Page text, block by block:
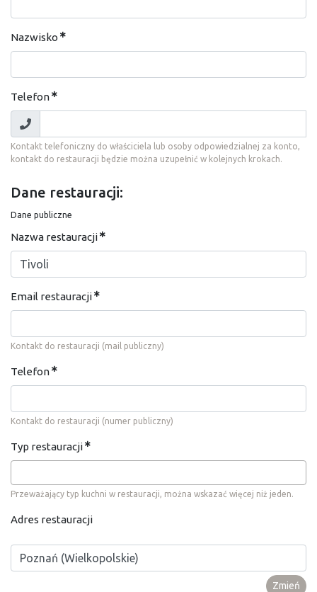
Nazwisko
Telefon
Kontakt telefoniczny do właściciela lub osoby odpowiedzialnej za konto,
kontakt do restauracji będzie można uzupełnić w kolejnych krokach.
Dane restauracji:
Dane publiczne
Nazwa restauracji
Email restauracji
Kontakt do restauracji (mail publiczny)
Telefon
Kontakt do restauracji (numer publiczny)
Typ restauracji
Przeważający typ kuchni w restauracji, można wskazać więcej niż jeden.
Adres restauracji
Zmień